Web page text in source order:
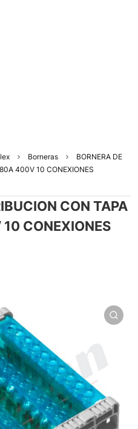
Borneras
BORNERA DE
400V 10 CONEXIONES
CON TAPA
CONEXIONES